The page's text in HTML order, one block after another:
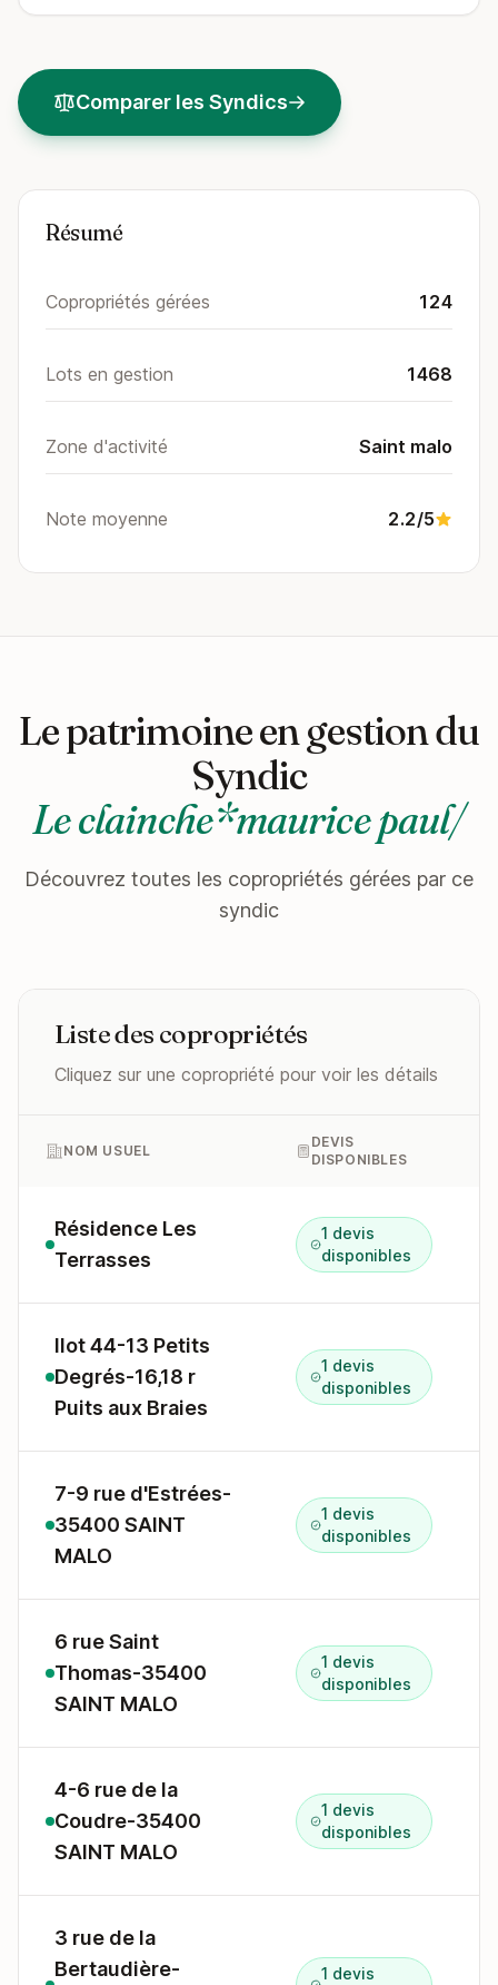
Comparer les Syndics
Résumé
Copropriétés gérées 124
Lots en gestion 1468
Zone d'activité Saint malo
Note moyenne 2.2/5
Le patrimoine en gestion du
Syndic
Le clainche*maurice paul/
Découvrez toutes les copropriétés gérées par ce
syndic
Liste des copropriétés
Cliquez sur une copropriété pour voir les détails
NOM USUEL
DEVIS
DISPONIBLES
Résidence Les
Terrasses
1 devis
disponibles
Ilot 44-13 Petits
Degrés-16,18 r
Puits aux Braies
1 devis
disponibles
7-9 rue d'Estrées-
35400 SAINT
MALO
1 devis
disponibles
6 rue Saint
Thomas-35400
SAINT MALO
1 devis
disponibles
4-6 rue de la
Coudre-35400
SAINT MALO
1 devis
disponibles
3 rue de la
Bertaudière-
1 devis